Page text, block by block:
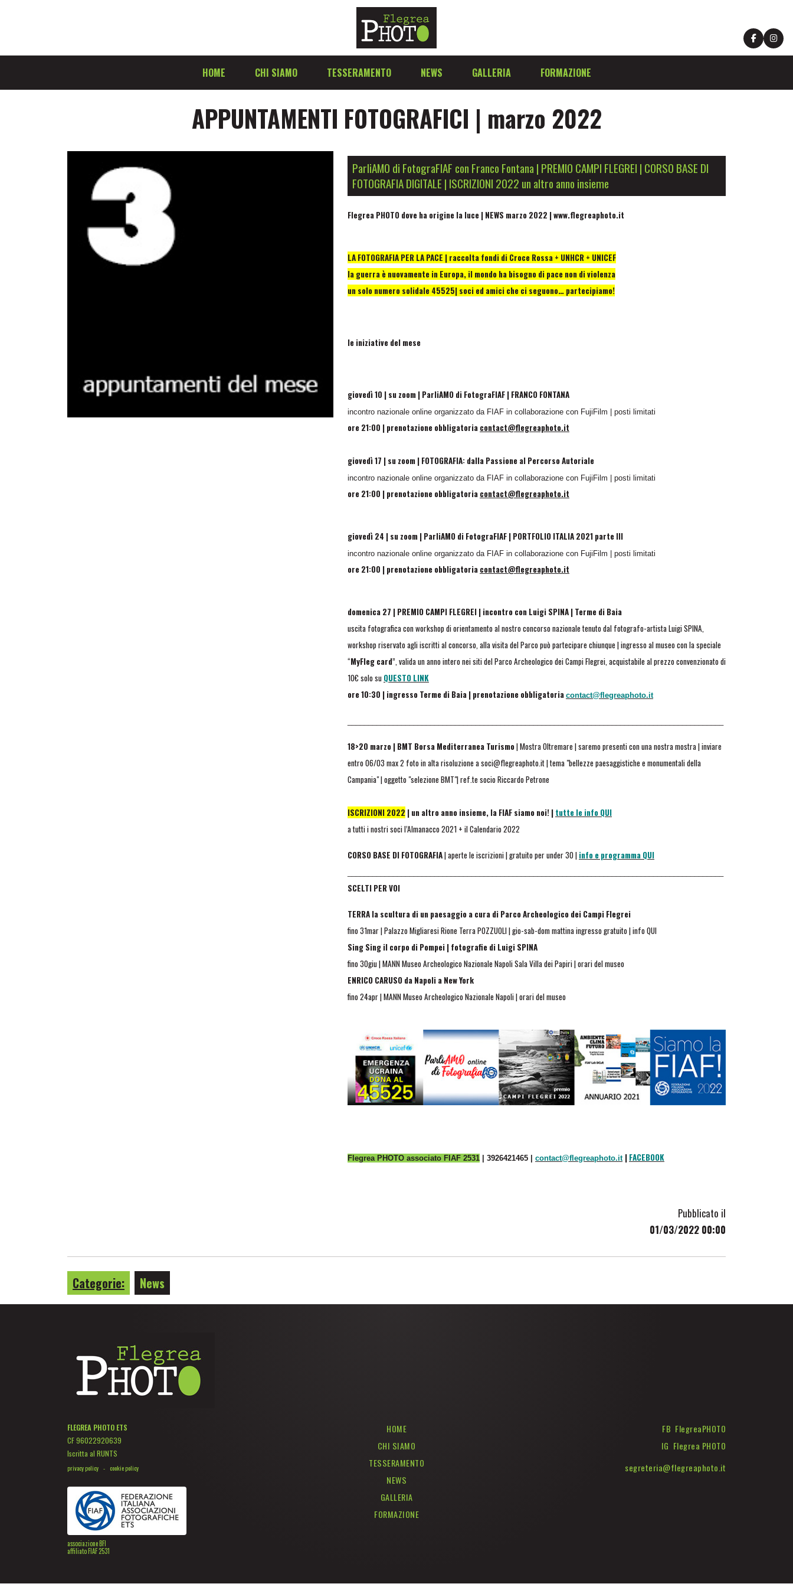
HOME CHI SIAMO TESSERAMENTO NEWS GALLERIA FORMAZIONE
APPUNTAMENTI FOTOGRAFICI | marzo 2022
ParliAMO di FotograFIAF con Franco Fontana | PREMIO CAMPI FLEGREI | CORSO BASE DI
FOTOGRAFIA DIGITALE | ISCRIZIONI 2022 un altro anno insieme
Flegrea PHOTO dove ha origine la luce | NEWS marzo 2022 | www.flegreaphoto.it
LA FOTOGRAFIA PER LA PACE | raccolta fondi di Croce Rossa + UNHCR + UNICEF
la guerra è nuovamente in Europa, il mondo ha bisogno di pace non di violenza
un solo numero solidale 45525| soci ed amici che ci seguono… partecipiamo!
le iniziative del mese
giovedì 10 | su zoom | ParliAMO di FotograFIAF | FRANCO FONTANA
incontro nazionale online organizzato da FIAF in collaborazione con FujiFilm | posti limitati
ore 21:00 | prenotazione obbligatoria contact@flegreaphoto.it
giovedì 17 | su zoom | FOTOGRAFIA: dalla Passione al Percorso Autoriale
incontro nazionale online organizzato da FIAF in collaborazione con FujiFilm | posti limitati
ore 21:00 | prenotazione obbligatoria contact@flegreaphoto.it
giovedì 24 | su zoom | ParliAMO di FotograFIAF | PORTFOLIO ITALIA 2021 parte III
incontro nazionale online organizzato da FIAF in collaborazione con FujiFilm | posti limitati
ore 21:00 | prenotazione obbligatoria contact@flegreaphoto.it
domenica 27 | PREMIO CAMPI FLEGREI | incontro con Luigi SPINA | Terme di Baia
uscita fotografica con workshop di orientamento al nostro concorso nazionale tenuto dal fotografo-artista Luigi SPINA,
workshop riservato agli iscritti al concorso, alla visita del Parco può partecipare chiunque | ingresso al museo conla speciale
“MyFleg card”, valida un anno intero nei siti del Parco Archeologico dei Campi Flegrei,acquistabile al prezzo convenzionato di
10€ solo su QUESTO LINK
ore 10:30 | ingresso Terme di Baia | prenotazione obbligatoria contact@flegreaphoto.it
18>20 marzo | BMT Borsa Mediterranea Turismo| Mostra Oltremare | saremo presenti con una nostra mostra | inviare
entro 06/03 max 2 foto in alta risoluzione a soci@flegreaphoto.it | tema "bellezze paesaggistiche e monumentali della
Campania" | oggetto "selezione BMT"| ref.te socio Riccardo Petrone
ISCRIZIONI 2022 | un altro anno insieme, la FIAF siamo noi! | tutte le info QUI
a tutti i nostri soci l’Almanacco 2021 + il Calendario 2022
CORSO BASE DI FOTOGRAFIA| aperte le iscrizioni | gratuito per under 30 | info e programma QUI
SCELTI PER VOI
TERRA la scultura di un paesaggio a cura di Parco Archeologico dei Campi Flegrei
fino 31mar | Palazzo Migliaresi Rione Terra POZZUOLI | gio-sab-dom mattina ingresso gratuito | info QUI
Sing Sing il corpo di Pompei | fotografie di Luigi SPINA
fino 30giu | MANN Museo Archeologico Nazionale Napoli Sala Villa dei Papiri | orari del museo
ENRICO CARUSO da Napoli a New York
fino 24apr | MANN Museo Archeologico Nazionale Napoli | orari del museo
Flegrea PHOTO associato FIAF 2531 | 3926421465 | contact@flegreaphoto.it | FACEBOOK
Pubblicato il
01/03/2022 00:00
Categorie: News
FLEGREA PHOTO ETS
CF 96022920639
Iscritta al RUNTS
privacy policy - cookie policy
associazione BFI
affiliato FIAF 2531
HOME
CHI SIAMO
TESSERAMENTO
NEWS
GALLERIA
FORMAZIONE
FB FlegreaPHOTO
IG Flegrea PHOTO
segreteria@flegreaphoto.it